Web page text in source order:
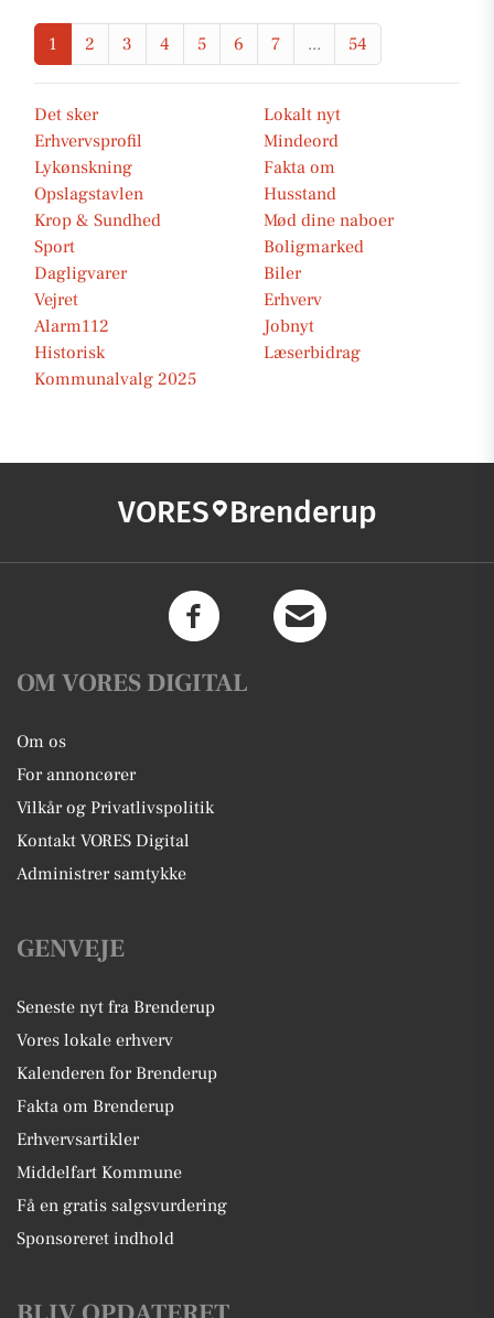
1 2 3 4 5 6 7 ... 54
Det sker
Lokalt nyt
Erhvervsprofil
Mindeord
Lykønskning
Fakta om
Opslagstavlen
Husstand
Krop & Sundhed
Mød dine naboer
Sport
Boligmarked
Dagligvarer
Biler
Vejret
Erhverv
Alarm112
Jobnyt
Historisk
Læserbidrag
Kommunalvalg 2025
VORES Brenderup
OM VORES DIGITAL
Om os
For annoncører
Vilkår og Privatlivspolitik
Kontakt VORES Digital
Administrer samtykke
GENVEJE
Seneste nyt fra Brenderup
Vores lokale erhverv
Kalenderen for Brenderup
Fakta om Brenderup
Erhvervsartikler
Middelfart Kommune
Få en gratis salgsvurdering
Sponsoreret indhold